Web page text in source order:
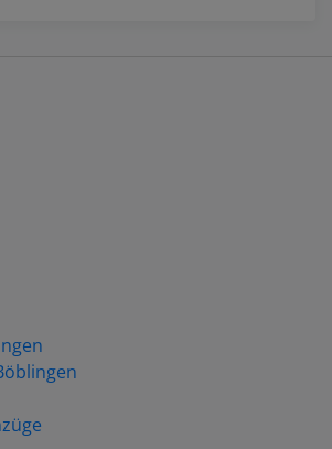
und Athleten in den
an.
Bilanz des
Teams
zwei Gold-, eine Silber-
sichern. Bei den
erreichten unsere Athleten
Silber- und drei
Mit dieser